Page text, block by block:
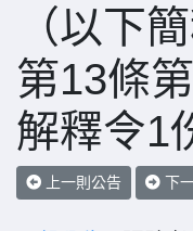
（以下
第13條
解釋令1
上一則公告 下